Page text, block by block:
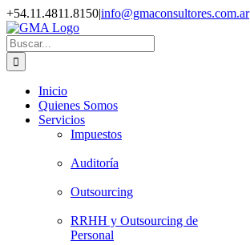
+54.11.4811.8150|info@gmaconsultores.com.ar
Inicio
Quienes Somos
Servicios
Impuestos
Auditoría
Outsourcing
RRHH y Outsourcing de
Personal